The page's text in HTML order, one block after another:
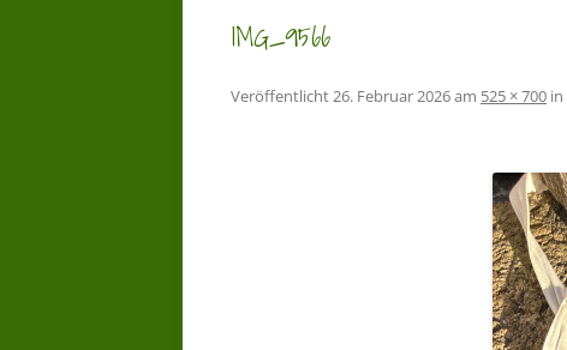
IMG_9566
Veröffentlicht26. Februar 2026am 525 × 700 in